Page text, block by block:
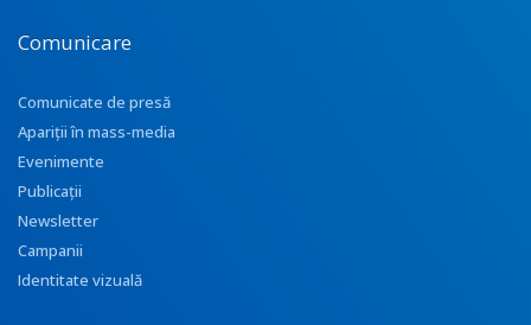
Comunicare
Comunicate de presă
Apariţii în mass-media
Evenimente
Publicații
Newsletter
Campanii
Identitate vizuală